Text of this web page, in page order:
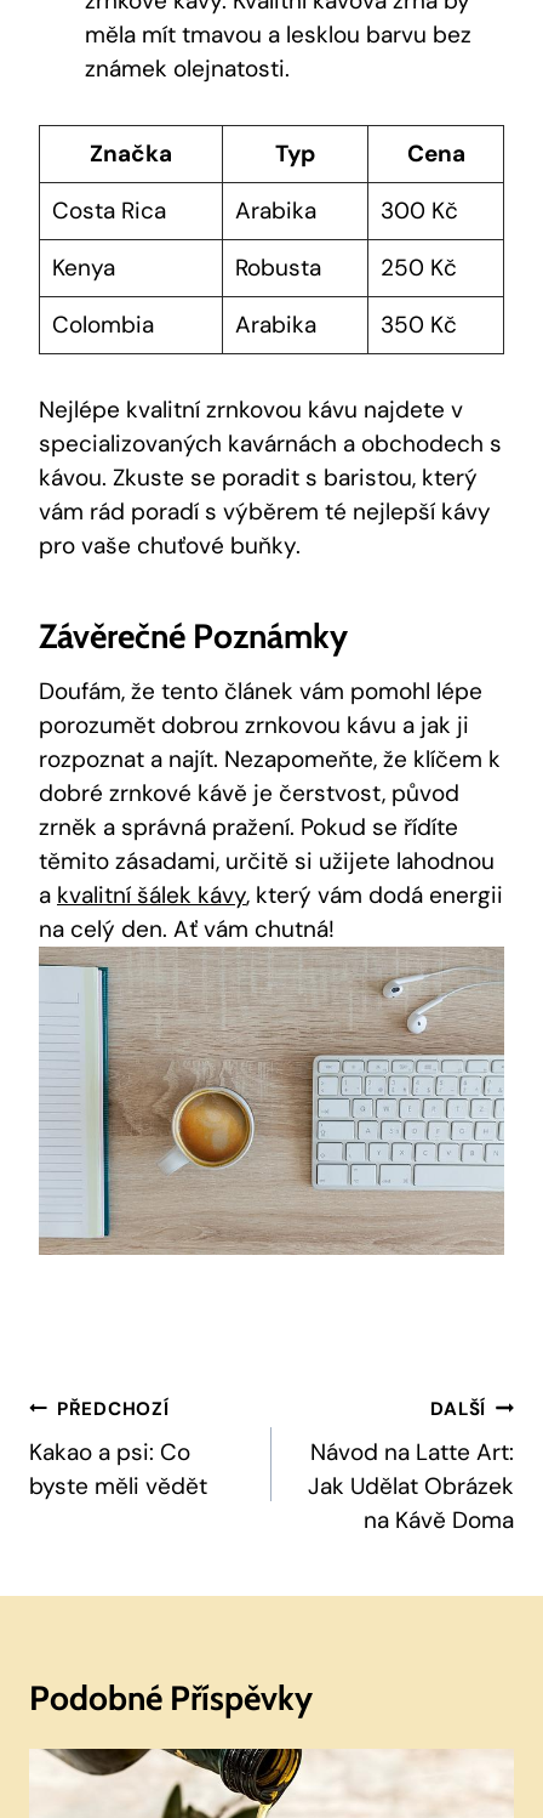
měla mít tmavou a lesklou barvu bez
známek olejnatosti.
Značka Typ
Cena
Costa Rica
Arabika
300 Kč
Kenya
Robusta
250 Kč
Colombia
Arabika 350 Kč
Nejlépe kvalitní zrnkovou kávu najdete v
specializovaných kavárnách a obchodech s
kávou. Zkuste se poradit s baristou, který
vám rád poradí s výběrem té nejlepší kávy
pro vaše chuťové buňky.
Závěrečné Poznámky
Doufám, že tento článek vám pomohl lépe
porozumět dobrou zrnkovou kávu a jak ji
rozpoznat a najít. Nezapomeňte, že klíčem k
dobré zrnkové kávě je čerstvost, původ
zrněk a správná pražení. Pokud se řídíte
těmito zásadami, určitě si užijete lahodnou
a kvalitní šálek kávy, který vám dodá energii
na celý den. Ať vám chutná!
Navigace
Pro
Příspěvek
PŘEDCHOZÍ
Kakao a psi: Co
byste měli vědět
DALŠÍ
Návod na Latte Art:
Jak Udělat Obrázek
na Kávě Doma
Podobné Příspěvky